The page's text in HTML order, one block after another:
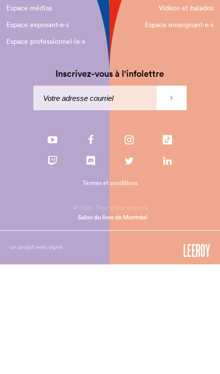
Espace médias
Vidéos et balados
Espace exposant·e⋅s
Espace enseignant·e⋅s
Espace professionnel·le⋅s
Inscrivez-vous à l'infolettre
© 2026 - Tous droits réservés
Termes et conditions
un projet web signé